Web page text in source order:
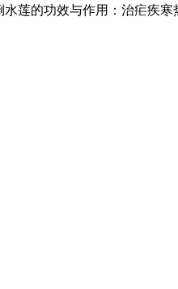
水莲的功效与作用：治疟疾